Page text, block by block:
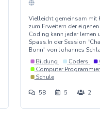
Vielleicht gemeinsam mit
zum Erweitern der
Coding kann jeder lernen
Spass.In der Session
Bonn" von Johannes
Bildung
Coders
Computer
Schule
58
5 2